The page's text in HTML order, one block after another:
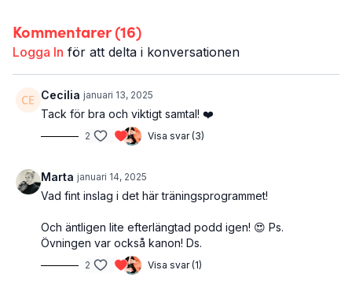
Sofia Viotti är psykolog och författare, aktuell med nya boken
"Självmedkänsla på jobbet - för dig som tröttnat på stress,
press och otrygghet". Hon har också ett medlemskap för att
sofiaviotti.com
och följ henne på instagram:
psykolog_sofiaviotti för massor av bra och inspirerande
innehåll!
Kommentarer (16)
Logga In för att delta i konversationen
Cecilia januari 13, 2025
Tack för bra och viktigt samtal! ❤️
2 Visa svar (3)
Marta januari 14, 2025
Vad fint inslag i det här träningsprogrammet!
Och äntligen lite efterlängtad podd igen! 😍 Ps.
Övningen var också kanon! Ds.
2 Visa svar (1)